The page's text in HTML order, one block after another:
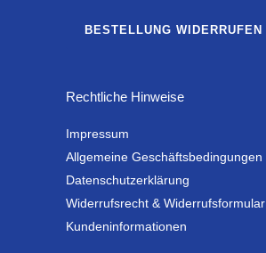
BESTELLUNG WIDERRUFEN
Rechtliche Hinweise
Impressum
Allgemeine Geschäftsbedingungen
Datenschutzerklärung
Widerrufsrecht & Widerrufsformular
Kundeninformationen